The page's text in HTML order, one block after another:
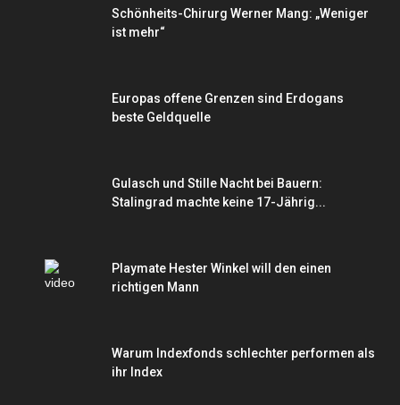
Schönheits-Chirurg Werner Mang: „Weniger
ist mehr“
Europas offene Grenzen sind Erdogans
beste Geldquelle
Gulasch und Stille Nacht bei Bauern:
Stalingrad machte keine 17-Jährig...
Playmate Hester Winkel will den einen
richtigen Mann
Warum Indexfonds schlechter performen als
ihr Index